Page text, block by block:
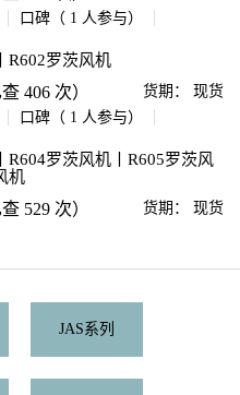
口碑（ 1 人参与）
R602罗茨风机
查 406 次） 货期： 现货
口碑（ 1 人参与）
R604罗茨风机丨R605罗茨风
机
查 529 次） 货期： 现货
JAS系列